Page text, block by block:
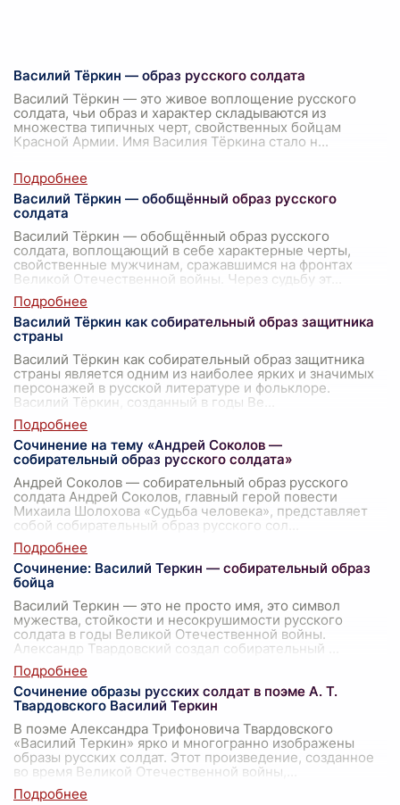
Василий Тёркин — образ русского солдата
Василий Тёркин — это живое воплощение русского
солдата, чьи образ и характер складываются из
множества типичных черт, свойственных бойцам
Красной Армии. Имя Василия Тёркина стало н...
Василий Тёркин — обобщённый образ русского
солдата
Василий Тёркин — обобщённый образ русского
солдата, воплощающий в себе характерные черты,
свойственные мужчинам, сражавшимся на фронтах
Великой Отечественной войны. Через судьбу эт
Василий Тёркин как собирательный образ защитника
страны
Василий Тёркин как собирательный образ защитника
страны является одним из наиболее ярких и значимых
персонажей в русской литературе и фольклоре.
Василий Тёркин, созданный в годы Ве
Сочинение на тему «Андрей Соколов —
собирательный образ русского солдата»
Андрей Соколов — собирательный образ русского
солдата Андрей Соколов, главный герой повести
Михаила Шолохова «Судьба человека», представляет
собой собирательный образ русского сол
Сочинение: Василий Теркин — собирательный образ
бойца
Василий Теркин — это не просто имя, это символ
мужества, стойкости и несокрушимости русского
солдата в годы Великой Отечественной войны.
Александр Твардовский создал собирательный
Сочинение образы русских солдат в поэме А. Т.
Твардовского Василий Теркин
В поэме Александра Трифоновича Твардовского
«Василий Теркин» ярко и многогранно изображены
образы русских солдат. Этот произведение, созданное
во время Великой Отечественной войны,